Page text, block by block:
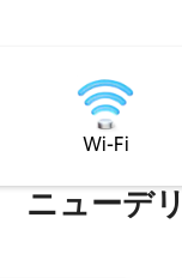
ー/NCR内での
動もお手伝いしており
階にあり、モダ
セスできます。
あり、超高速
ます。
Wi-Fi
ニューデ